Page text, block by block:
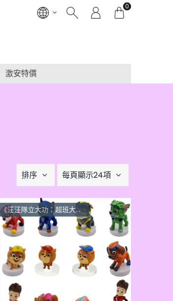
0
激安特價
排序 每頁顯示24項
《汪汪隊立大功：超班大電影》3D鎖匙扣/印章 $30 for 3pcs